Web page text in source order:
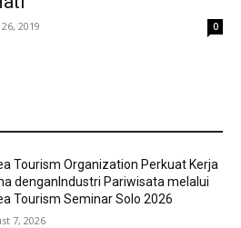
2019 0
Tourism Organization Perkuat Kerja
denganIndustri Pariwisata melalui
Tourism Seminar Solo 2026
7, 2026